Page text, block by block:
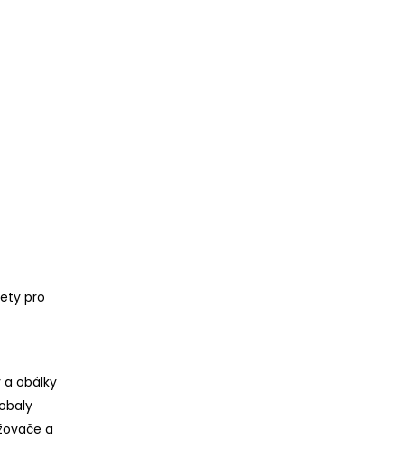
pro
obálky
a